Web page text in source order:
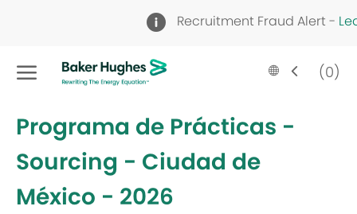
Recruitment Fraud Alert -
Skip to main content
Language
selected
English(0)
Programa de Prácticas -
Sourcing - Ciudad de
México - 2026